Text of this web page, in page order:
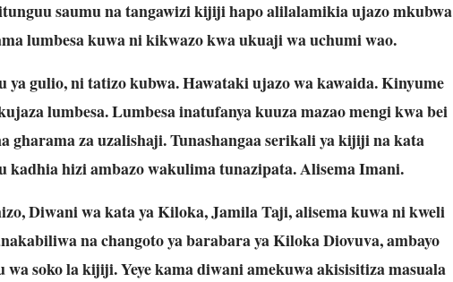
saumu na tangawizi kijiji hapo alilalamikia ujazo mkubwa
lumbesa kuwa ni kikwazo kwa ukuaji wa uchumi wao.
ya gulio, ni tatizo kubwa. Hawataki ujazo wa kawaida. Kinyume
lumbesa. Lumbesa inatufanya kuuza mazao mengi kwa bei
gharama za uzalishaji. Tunashangaa serikali ya kijiji na kata
kadhia hizi ambazo wakulima tunazipata. Alisema Imani.
Diwani wa kata ya Kiloka, Jamila Taji, alisema kuwa ni kweli
na changoto ya barabara ya Kiloka Diovuva, ambayo
soko la kijiji. Yeye kama diwani amekuwa akisisitiza masuala